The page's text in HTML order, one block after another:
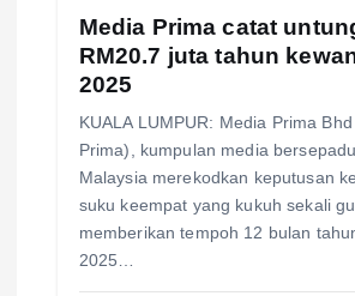
Media Prima catat
RM20.7 juta tahun
2025
KUALA LUMPUR: Media Prima
Prima), kumpulan media
Malaysia merekodkan keputusan
suku keempat yang kukuh sekali
memberikan tempoh 12 bulan
2025…